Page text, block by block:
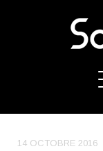
14 OCTOBRE 2016